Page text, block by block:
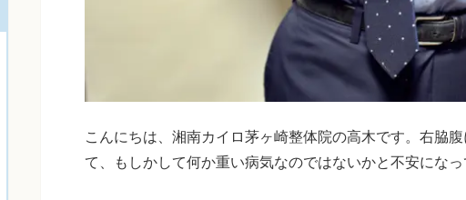
こんにちは、湘南カイロ茅ヶ崎整体院の高木です。右脇
て、もしかして何か重い病気なのではないかと不安にな